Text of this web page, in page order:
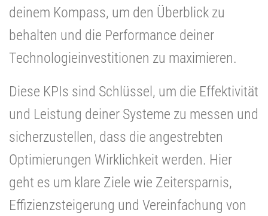
deinem Kompass, um den Überblick zu
behalten und die Performance deiner
Technologieinvestitionen zu maximieren.
Diese KPIs sind Schlüssel, um die Effektivität
und Leistung deiner Systeme zu messen und
sicherzustellen, dass die angestrebten
Optimierungen Wirklichkeit werden. Hier
geht es um klare Ziele wie Zeitersparnis,
Effizienzsteigerung und Vereinfachung von